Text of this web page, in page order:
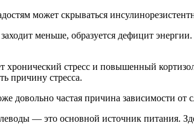
может скрываться
заходит меньше, образуется дефицит
хронический стресс и повышенный
причину стресса.
довольно частая причина зависимости от
— это основной источник питания.